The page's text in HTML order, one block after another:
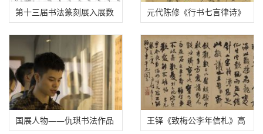
第十三届书法篆刻展入展数
据分析
元代陈修《行书七言律诗》
高清图
国展人物——仇琪书法作品
王铎《致梅公李年信札》高